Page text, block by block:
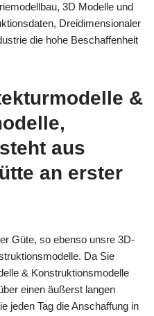
3D Modelle und
Dreidimensionaler
die hohe Beschaffenheit
&
aus
an erster
Güte, so ebenso unsre 3D-
Da Sie
& Konstruktionsmodelle
einen äußerst langen
jeden Tag die Anschaffung in